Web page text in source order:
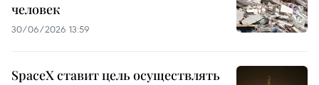
человек
30/06/2026 13:59
SpaceX ставит цель осуществлять